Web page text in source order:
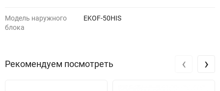
Модель наружного
блока
EKOF-50HIS
Рекомендуем посмотреть ‹ ›